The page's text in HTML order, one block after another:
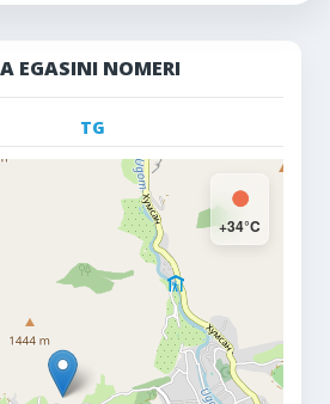
EGASINI NOMERI
TG
+34°C